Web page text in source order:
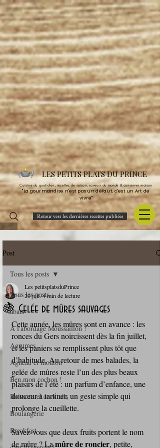
LES PETITS PLATS DU PRINCE
Cuisine du quotidien, recettes de saison, saveurs du monde & conserves maison
"La gourmandise n'est pas un défaut, c'est un Art de
vivre"
Retour vers les dernières recettes publiées
Post
Tous les posts
abats
A l'abordage Moussaillon !
Agrumes
Agneau et mouton
Ben mon cochon !
Boissons et cocktails
Boulangerie
Breakfast
Tous les posts
🍇 Gelée de mûres sauvages
Les petitsplatsduPrince
20 juil.4 min de lecture
Cette année, les mûres sont en avance : les
ronces du Gers noircissent dès la fin juillet,
et les paniers se remplissent plus tôt que
d’habitude. Au retour de mes balades, la
gelée de mûres reste l’un des plus beaux
plaisirs de l’été : un parfum d’enfance, une
douceur à tartiner, un geste simple qui
prolonge la cueillette.
Savez‑vous que deux fruits portent le nom
de mûre ? La mûre de roncier, petite,